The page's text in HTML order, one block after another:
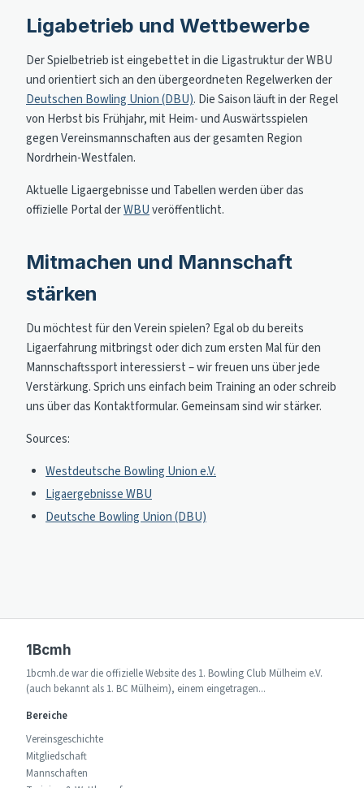
Ligabetrieb und Wettbewerbe
Der Spielbetrieb ist eingebettet in die Ligastruktur der WBU
und orientiert sich an den übergeordneten Regelwerken der
Deutschen Bowling Union (DBU). Die Saison läuft in der Regel
von Herbst bis Frühjahr, mit Heim- und Auswärtsspielen
gegen Vereinsmannschaften aus der gesamten Region
Nordrhein-Westfalen.
Aktuelle Ligaergebnisse und Tabellen werden über das
offizielle Portal derWBUveröffentlicht.
Mitmachen und Mannschaft
stärken
Du möchtest für den Verein spielen? Egal ob du bereits
Ligaerfahrung mitbringst oder dich zum ersten Mal für den
Mannschaftssport interessierst – wir freuen uns über jede
Verstärkung. Sprich uns einfach beim Training an oder schreib
uns über das Kontaktformular. Gemeinsam sind wir stärker.
Sources:
Westdeutsche Bowling Union e.V.
Ligaergebnisse WBU
Deutsche Bowling Union (DBU)
1Bcmh
1bcmh.de war die offizielle Website des 1. Bowling Club Mülheim e.V.
(auch bekannt als 1. BC Mülheim), einem eingetragen...
Bereiche
Vereinsgeschichte
Mitgliedschaft
Mannschaften